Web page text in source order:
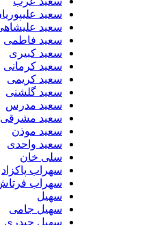
سعید علیپوریان
سعید علیشاهی و بتسابه
سعید فاطمی
سعید کبیری
سعید کرمانی
سعید کریمی
سعید گلشنی
سعید مدرس
سعید مشرقی
سعید موذن
سعید واحدی
سلی خان
سهراب پاکزاد
سهراب فرتاش
سهیل جامی
سهیل حیدری